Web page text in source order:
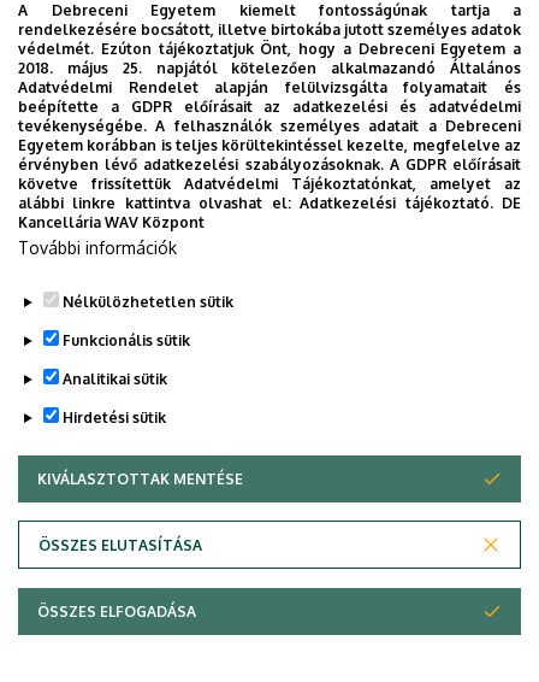
Weboldal Szervezeti weboldal
dr. Nagy István tudományos munkatárs
Intézet
Központi telefonszám +36 52 411 600
E-mail cím
körút 98.
A Debreceni Egyetem kiemelt fontosságúnak tartja a
rendelkezésére bocsátott, illetve birtokába jutott személyes adatok
védelmét. Ezúton tájékoztatjuk Önt, hogy a Debreceni Egyetem a
2018. május 25. napjától kötelezően alkalmazandó Általános
Adatvédelmi Rendelet alapján felülvizsgálta folyamatait és
beépítette a GDPR előírásait az adatkezelési és adatvédelmi
tevékenységébe. A felhasználók személyes adatait a Debreceni
Egyetem korábban is teljes körültekintéssel kezelte, megfelelve az
érvényben lévő adatkezelési szabályozásoknak. A GDPR előírásait
követve frissítettük Adatvédelmi Tájékoztatónkat, amelyet az
alábbi linkre kattintva olvashat el:Adatkezelési tájékoztató. DE
Kancellária WAV Központ
További információk
Nélkülözhetetlen sütik
Funkcionális sütik
Analitikai sütik
Hirdetési sütik
KIVÁLASZTOTTAK MENTÉSE
ÖSSZES ELUTASÍTÁSA
WITHDRAW CONSENT
ÖSSZES ELFOGADÁSA